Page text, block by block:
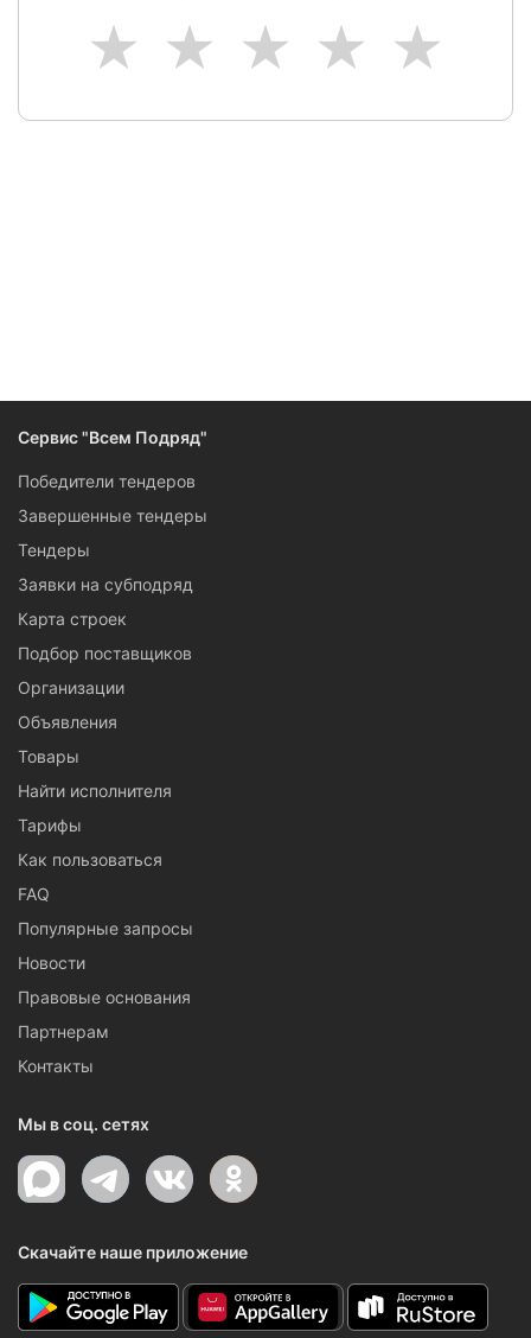
5
4
3
2
1
Сервис "Всем Подряд"
Победители тендеров
Завершенные тендеры
Тендеры
Заявки на субподряд
Карта строек
Подбор поставщиков
Организации
Объявления
Товары
Найти исполнителя
Тарифы
Как пользоваться
FAQ
Популярные запросы
Новости
Правовые основания
Партнерам
Контакты
Мы в соц. сетях
Скачайте наше приложение